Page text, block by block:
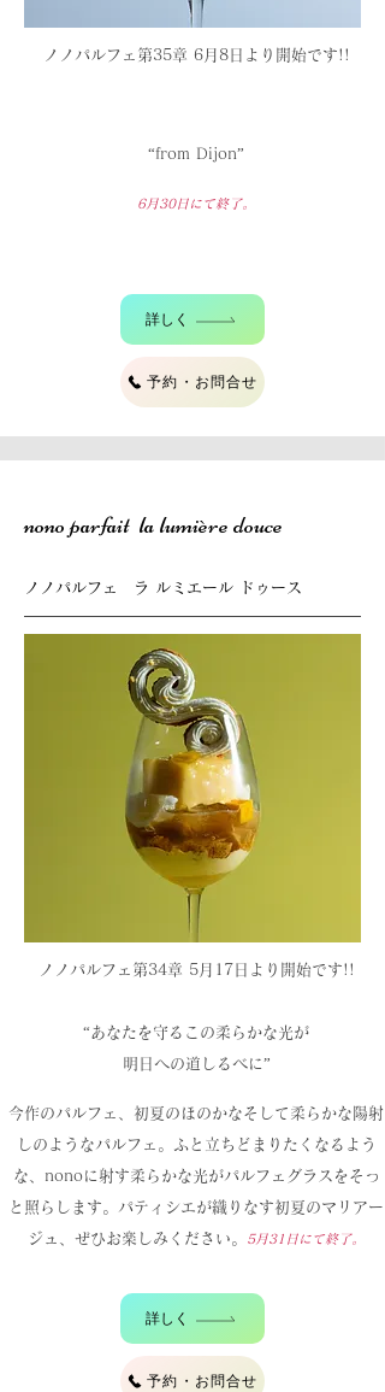
ノノパルフェ第35章 6月8日より開始です!!
“from Dijon”
6月30日にて終了。
詳しく
予約・お問合せ
nono parfait la lumière douce
ノノパルフェ ラ ルミエール ドゥース
ノノパルフェ第34章 5月17日より開始です!!
“あなたを守るこの柔らかな光が
明日への道しるべに”
今作のパルフェ、初夏のほのかなそして柔らかな陽射
しのようなパルフェ。ふと立ちどまりたくなるよう
な、nonoに射す柔らかな光がパルフェグラスをそっ
と照らします。パティシエが織りなす初夏のマリアー
ジュ、ぜひお楽しみください。
5月31 日にて終了。
詳しく
予約・お問合せ